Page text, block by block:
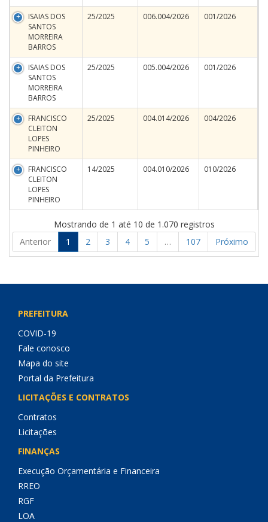
ISAIAS DOS
SANTOS
MORREIRA
BARROS
25/2025 006.004/2026 001/2026
ISAIAS DOS
SANTOS
MORREIRA
BARROS
25/2025 005.004/2026 001/2026
FRANCISCO
CLEITON
LOPES
PINHEIRO
25/2025 004.014/2026 004/2026
FRANCISCO
CLEITON
LOPES
PINHEIRO
14/2025 004.010/2026 010/2026
Mostrando de 1 até 10 de 1.070 registros
Anterior
1 2 3 4 5 … 107 Próximo
PREFEITURA
COVID-19
Fale conosco
Mapa do site
Portal da Prefeitura
LICITAÇÕES E CONTRATOS
Contratos
Licitações
FINANÇAS
Execução Orçamentária e Financeira
RREO
RGF
LOA